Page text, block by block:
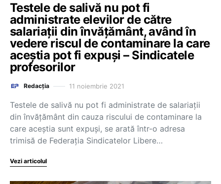
Testele de salivă nu pot fi
administrate elevilor de către
salariații din învățământ, având în
vedere riscul de contaminare la care
aceștia pot fi expuși – Sindicatele
profesorilor
Redacția 11 noiembrie 2021
Testele de salivă nu pot fi administrate de salariații
din învățământ din cauza riscului de contaminare la
care aceștia sunt expuși, se arată într-o adresa
trimisă de Federația Sindicatelor Libere…
Vezi articolul